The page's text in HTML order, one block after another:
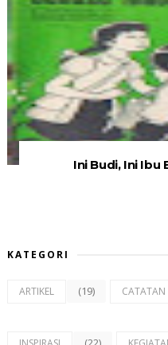
Ini Budi, Ini Ibu
KATEGORI
ARTIKEL (19) CATATAN